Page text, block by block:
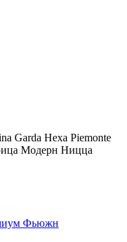
Garda Hexa Piemonte
Модерн Ницца
Фьюжн